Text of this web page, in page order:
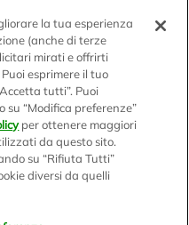
la tua esperienza
(anche di terze
mirati e offrirti
esprimere il tuo
tutti”. Puoi
su “Modifica preferenze”
per ottenere maggiori
da questo sito.
su “Rifiuta Tutti”
diversi da quelli